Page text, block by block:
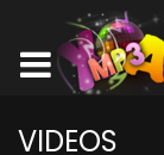
VIDEOS